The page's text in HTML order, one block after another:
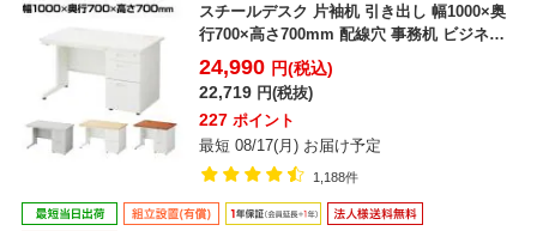
スチールデスク 片袖机 引き出し 幅1000×奥
行700×高さ700mm 配線穴 事務机 ビジネス
デ...
24,990 円(税込)
22,719 円(税抜)
227 ポイント
最短 08/17(月) お届け予定
1,188件